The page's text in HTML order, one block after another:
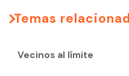
Temas
Vecinos al límite